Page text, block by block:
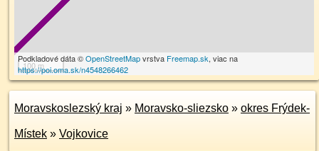
100 m
Podkladové dáta ©OpenStreetMapvrstva Freemap.sk, viac na
https://poi.oma.sk/n4548266462
Moravskoslezský kraj » Moravsko-sliezsko » okres Frýdek-
Místek » Vojkovice